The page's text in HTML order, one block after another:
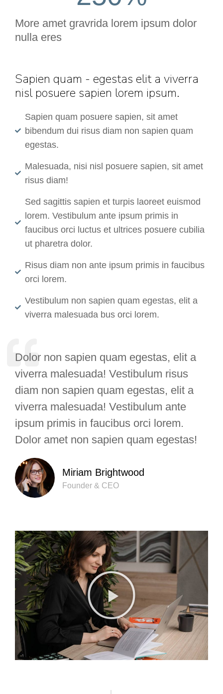
Sapien quam - egestas elit a viverra
nisl posuere sapien lorem ipsum.
Sapien quam posuere sapien, sit amet
bibendum dui risus diam non sapien quam
egestas.
Malesuada, nisi nisl posuere sapien, sit amet
risus diam!
Sed sagittis sapien et turpis laoreet euismod
lorem. Vestibulum ante ipsum primis in
faucibus orci luctus et ultrices posuere cubilia
ut pharetra dolor.
Risus diam non ante ipsum primis in faucibus
orci lorem.
Vestibulum non sapien quam egestas, elit a
viverra malesuada bus orci lorem.
More amet gravrida lorem ipsum dolor
nulla eres
Dolor non sapien quam egestas, elit a
viverra malesuada! Vestibulum risus
diam non sapien quam egestas, elit a
viverra malesuada! Vestibulum ante
ipsum primis in faucibus orci lorem.
Dolor amet non sapien quam egestas!
Miriam Brightwood
Founder & CEO